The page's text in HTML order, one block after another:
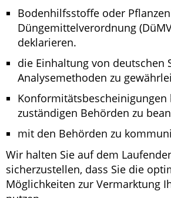
Bodenhilfsstoffe oder
Düngemittelverordnung
deklarieren.
die Einhaltung von deutschen
Analysemethoden zu
Konformitätsbescheinigungen
zuständigen Behörden zu
mit den Behörden zu
Wir halten Sie auf dem
sicherzustellen, dass Sie die
Möglichkeiten zur Vermarktung